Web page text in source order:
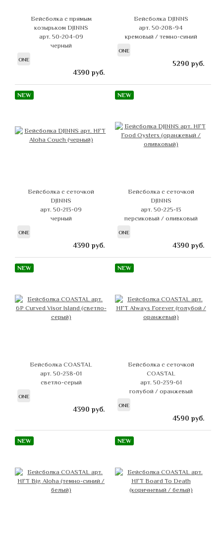
Бейсболка с прямым
козырьком DJINNS
арт. 50-204-09
черный
ONE
4390 руб.
Бейсболка DJINNS
арт. 50-208-94
кремовый / темно-синий
ONE
5290 руб.
NEW
Бейсболка с сеточкой
DJINNS
арт. 50-213-09
черный
ONE
4390 руб.
NEW
Бейсболка с сеточкой
DJINNS
арт. 50-225-13
персиковый / оливковый
ONE
4390 руб.
NEW
Бейсболка COASTAL
арт. 50-238-01
светло-серый
ONE
4390 руб.
NEW
Бейсболка с сеточкой
COASTAL
арт. 50-239-61
голубой / оранжевый
ONE
4590 руб.
NEW NEW